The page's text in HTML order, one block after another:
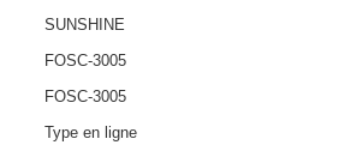
SUNSHINE
FOSC-3005
FOSC-3005
Type en ligne